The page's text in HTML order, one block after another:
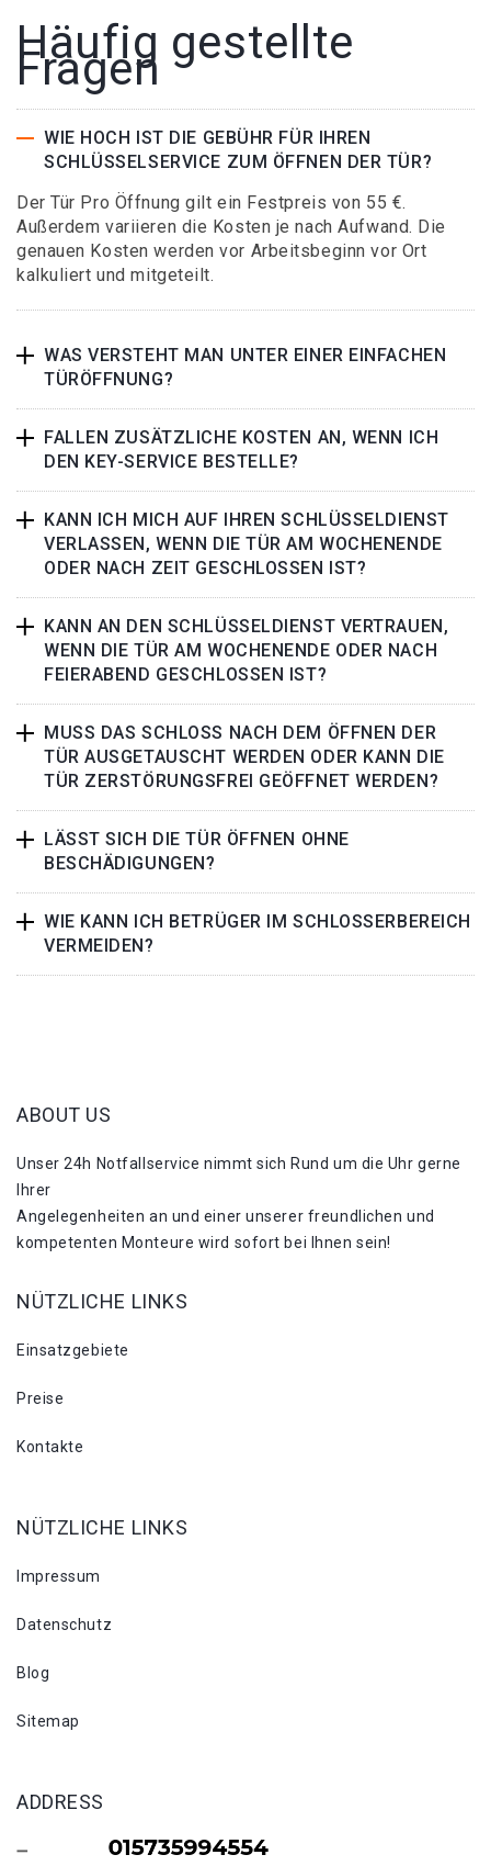
Häufig gestellte
Fragen
WIE HOCH IST DIE GEBÜHR FÜR IHREN
SCHLÜSSELSERVICE ZUM ÖFFNEN DER TÜR?
Der Tür Pro Öffnung gilt ein Festpreis von 55 €.
Außerdem variieren die Kosten je nach Aufwand. Die
genauen Kosten werden vor Arbeitsbeginn vor Ort
kalkuliert und mitgeteilt.
WAS VERSTEHT MAN UNTER EINER EINFACHEN
TÜRÖFFNUNG?
FALLEN ZUSÄTZLICHE KOSTEN AN, WENN ICH
DEN KEY-SERVICE BESTELLE?
KANN ICH MICH AUF IHREN SCHLÜSSELDIENST
VERLASSEN, WENN DIE TÜR AM WOCHENENDE
ODER NACH ZEIT GESCHLOSSEN IST?
KANN AN DEN SCHLÜSSELDIENST VERTRAUEN,
WENN DIE TÜR AM WOCHENENDE ODER NACH
FEIERABEND GESCHLOSSEN IST?
MUSS DAS SCHLOSS NACH DEM ÖFFNEN DER
TÜR AUSGETAUSCHT WERDEN ODER KANN DIE
TÜR ZERSTÖRUNGSFREI GEÖFFNET WERDEN?
LÄSST SICH DIE TÜR ÖFFNEN OHNE
BESCHÄDIGUNGEN?
WIE KANN ICH BETRÜGER IM SCHLOSSERBEREICH
VERMEIDEN?
ABOUT US
Unser 24h Notfallservice nimmt sich Rund um die Uhr gerne
Ihrer
Angelegenheiten an und einer unserer freundlichen und
kompetenten Monteure wird sofort bei Ihnen sein!
NÜTZLICHE LINKS
Einsatzgebiete
Preise
Kontakte
NÜTZLICHE LINKS
Impressum
Datenschutz
Blog
Sitemap
ADDRESS